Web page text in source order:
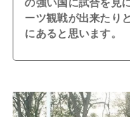
ーツ観戦が出来たり
にあると思います。